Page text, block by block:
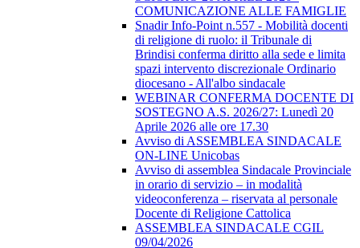
COMUNICAZIONE ALLE FAMIGLIE
Snadir Info-Point n.557 - Mobilità docenti
di religione di ruolo: il Tribunale di
Brindisi conferma diritto alla sede e limita
spazi intervento discrezionale Ordinario
diocesano - All'albo sindacale
WEBINAR CONFERMA DOCENTE DI
SOSTEGNO A.S. 2026/27: Lunedì 20
Aprile 2026 alle ore 17.30
Avviso di ASSEMBLEA SINDACALE
ON-LINE Unicobas
Avviso di assemblea Sindacale Provinciale
in orario di servizio – in modalità
videoconferenza – riservata al personale
Docente di Religione Cattolica
ASSEMBLEA SINDACALE CGIL
09/04/2026